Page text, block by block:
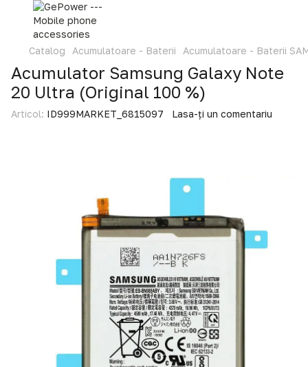
Catalog Acumulatoare - Baterii Acumulatoare - Baterii
Acumulator Samsung Galaxy Note
20 Ultra (Original 100 %)
Articol: ID999MARKET_6815097 Lasa-ți un comentariu